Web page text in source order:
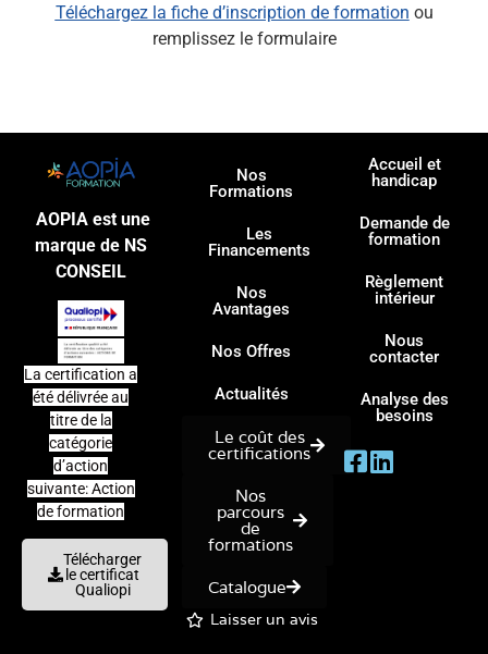
Téléchargez la fiche d’inscription de formation ou
remplissez le formulaire
AOPIA est une
marque de NS
CONSEIL
La certification a
été délivrée au
titre de la
catégorie
d’action
suivante: Action
de formation
Télécharger
le certificat
Qualiopi
Nos
Formations
Les
Financements
Nos
Avantages
Nos Offres
Actualités
Le coût des
certifications
Nos
parcours
de
formations
Catalogue
Laisser un avis
Accueil et
handicap
Demande de
formation
Règlement
intérieur
Nous
contacter
Analyse des
besoins